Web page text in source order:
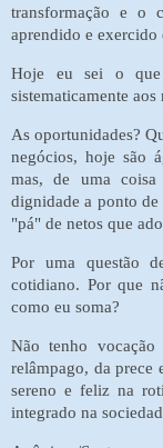
transformação e o
aprendido e exercido
Hoje eu sei o
sistematicamente
As oportunidades?
negócios, hoje são
mas, de uma
dignidade a ponto
"pá" de netos que
Por uma questão
cotidiano. Por que
como eu soma?
Não tenho
relâmpago, da prece
sereno e feliz na
integrado na